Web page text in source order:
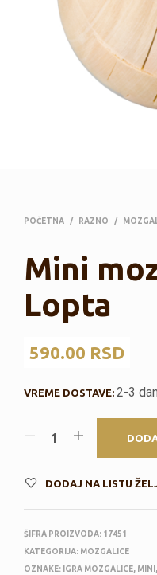
POČETNA / RAZNO /
Mini
Lopta
590.00 RSD
VREME DOSTAVE: 2-3
DODAJ NA LISTU
ŠIFRA PROIZVODA: 17451
KATEGORIJA: MOZGALICE
OZNAKE: IGRA MOZGALICE, MINI ,